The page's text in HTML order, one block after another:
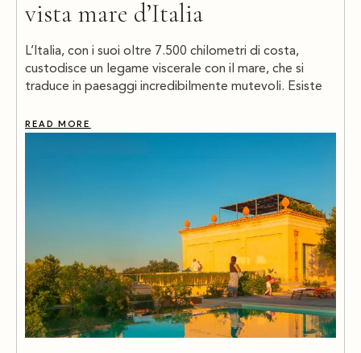
vista mare d’Italia
L’Italia, con i suoi oltre 7.500 chilometri di costa,
custodisce un legame viscerale con il mare, che si
traduce in paesaggi incredibilmente mutevoli. Esiste
READ MORE